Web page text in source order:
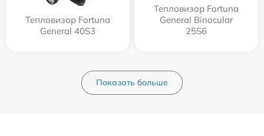
Тепловизор Fortuna
General 40S3
Тепловизор Fortuna
General Binocular
25S6
Показать больше